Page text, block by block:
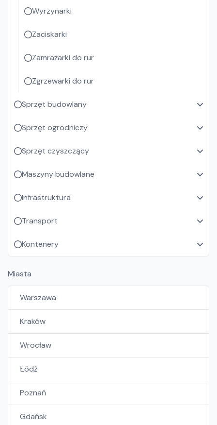
Wyrzynarki
Zaciskarki
Zamrażarki do rur
Zgrzewarki do rur
Sprzęt budowlany
Sprzęt ogrodniczy
Sprzęt czyszczący
Maszyny budowlane
Infrastruktura
Transport
Kontenery
Miasta
Warszawa
Kraków
Wrocław
Łódź
Poznań
Gdańsk